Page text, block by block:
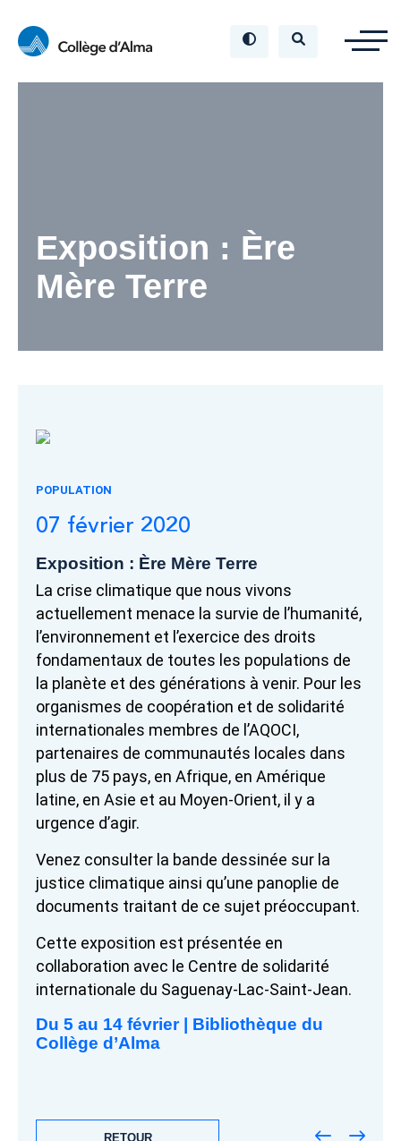
Exposition : Ère
Mère Terre
POPULATION
07 février 2020
Exposition : Ère Mère Terre
La crise climatique que nous vivons
actuellement menace la survie de l’humanité,
l’environnement et l’exercice des droits
fondamentaux de toutes les populations de
la planète et des générations à venir. Pour les
organismes de coopération et de solidarité
internationales membres de l’AQOCI,
partenaires de communautés locales dans
plus de 75 pays, en Afrique, en Amérique
latine, en Asie et au Moyen-Orient, il y a
urgence d’agir.
Venez consulter la bande dessinée sur la
justice climatique ainsi qu’une panoplie de
documents traitant de ce sujet préoccupant.
Cette exposition est présentée en
collaboration avec le Centre de solidarité
internationale du Saguenay-Lac-Saint-Jean.
Du 5 au 14 février | Bibliothèque du
Collège d’Alma
RETOUR